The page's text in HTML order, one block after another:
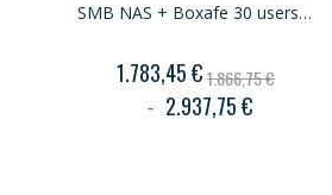
SMB NAS + Boxafe 30 users Package
1.783,45 €1.866,75 €
2.937,75 €